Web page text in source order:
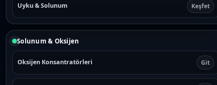
Uyku & Solunum Keşfet
Solunum & Oksijen
Oksijen Konsantratörleri Git